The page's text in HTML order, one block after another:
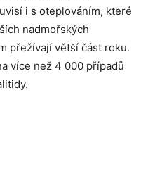
i s oteplováním, které
nadmořských
přežívají větší část roku.
více než 4 000 případů